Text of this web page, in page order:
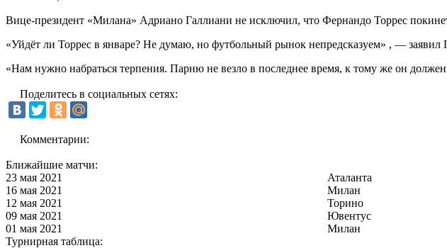
Вице-президент «Милана» Адриано Галлиани не исключил, что Фернандо Торрес
«Уйдёт ли Торрес в январе? Не думаю, но футбольный рынок непредсказуем» , — заявил
«Нам нужно набраться терпения. Парню не везло в последнее время, к тому же он
Поделитесь в социальных сетях:
Комментарии:
Ближайшие матчи:
23 мая 2021
Аталанта
16 мая 2021
Милан
12 мая 2021
Торино
09 мая 2021
Ювентус
01 мая 2021
Милан
Турнирная таблица: